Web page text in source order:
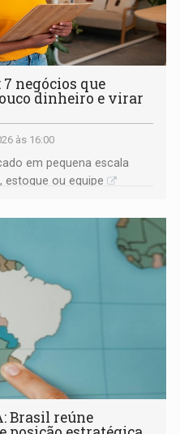
7 negócios que
dinheiro e virar
às 16:00
em pequena escala
estoque ou equipe
Brasil reúne